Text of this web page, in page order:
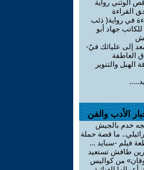
الوثني رواية
القراءة
في رواية( ذئب
للكاتب جهاد أبو
إلى عليائك فيّ-
العاطفة
الهبل والتنوير
الأدب والفن
خدم بالجيش
ما قصة حملة
فيلم -سبايد ...
طافش تستعيد
من كواليس